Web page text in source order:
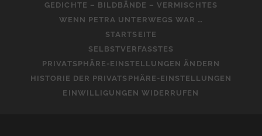
GEDICHTE – BILDBÄNDE – VERMISCHTES
WENN PETRA UNTERWEGS WAR …
STARTSEITE
SELBSTVERFASSTES
PRIVATSPHÄRE-EINSTELLUNGEN ÄNDERN
HISTORIE DER PRIVATSPHÄRE-EINSTELLUNGEN
EINWILLIGUNGEN WIDERRUFEN